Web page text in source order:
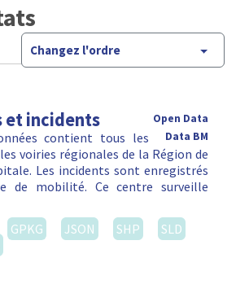
Changez l'ordre
et incidents
Open Data
Data BM
contient tous les
voiries régionales de la Région de
Les incidents sont enregistrés
de mobilité. Ce centre surveille
GPKG JSON SHP
SLD